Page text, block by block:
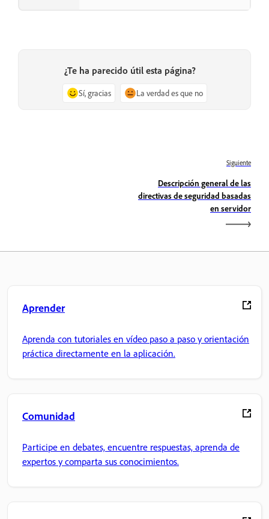
¿Te ha parecido útil esta página?
Sí, gracias La verdad es que no
Siguiente
Descripción general de las
directivas de seguridad basadas
en servidor
Aprender
Aprenda con tutoriales en vídeo paso a paso y orientación
práctica directamente en la aplicación.
Comunidad
Participe en debates, encuentre respuestas, aprenda de
expertos y comparta sus conocimientos.